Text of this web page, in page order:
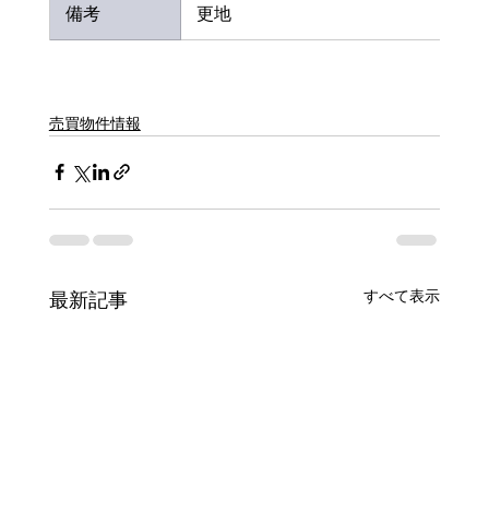
備考 更地
売買物件情報
最新記事 すべて表示